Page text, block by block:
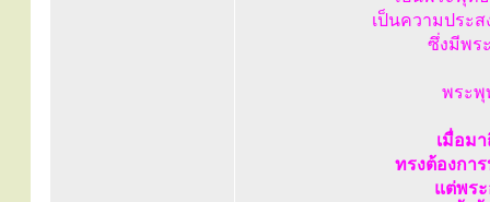
เป็นความประ
ซึ่งมีพร
พระพุ
เมื่อม
ทรงต้องกา
แต่พระ